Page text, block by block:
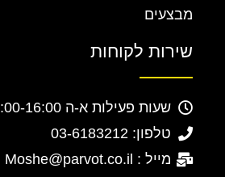
מבצעים
שירות לקוחות
שעות פעילות א-ה 10:00-16:00
טלפון: 03-6183212
מייל : Moshe@parvot.co.il